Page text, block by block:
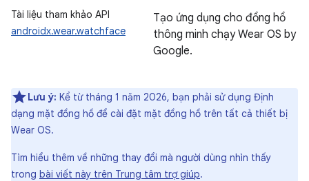
Tài liệu tham khảo API
androidx.wear.watchface
Tạo ứng dụng cho đồng hồ
thông minh chạy Wear OS by
Google.
Lưu ý: Kể từ tháng 1 năm 2026, bạn phải sử dụng Định
dạng mặt đồng hồ để cài đặt mặt đồng hồ trên tất cả thiết bị
Wear OS.
Tìm hiểu thêm về những thay đổi mà người dùng nhìn thấy
trong bài viết này trên Trung tâm trợ giúp.